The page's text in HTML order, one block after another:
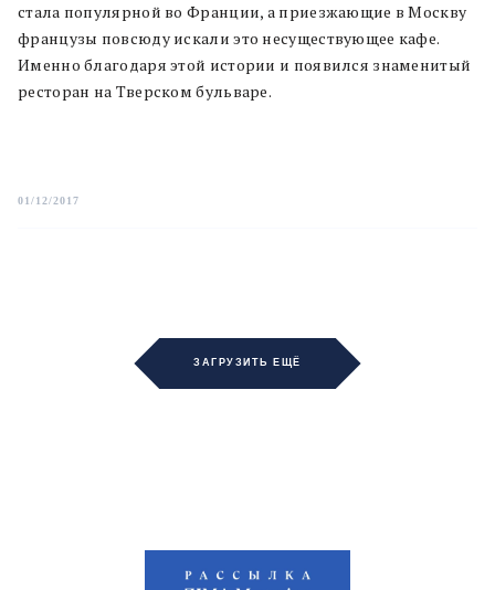
стала популярной во Франции, а приезжающие в Москву
французы повсюду искали это несуществующее кафе.
Именно благодаря этой истории и появился знаменитый
ресторан на Тверском бульваре.
01/12/2017
ЗАГРУЗИТЬ ЕЩЁ